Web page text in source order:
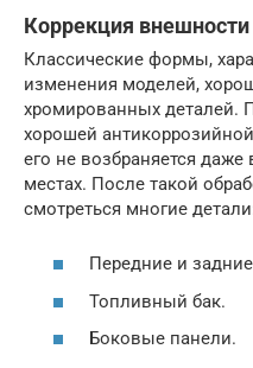
Коррекция внешности
Классические формы,
изменения моделей,
хромированных деталей.
хорошей
его не возбраняется
местах. После такой
смотреться многие
Передние и
Топливный бак.
Боковые панели.